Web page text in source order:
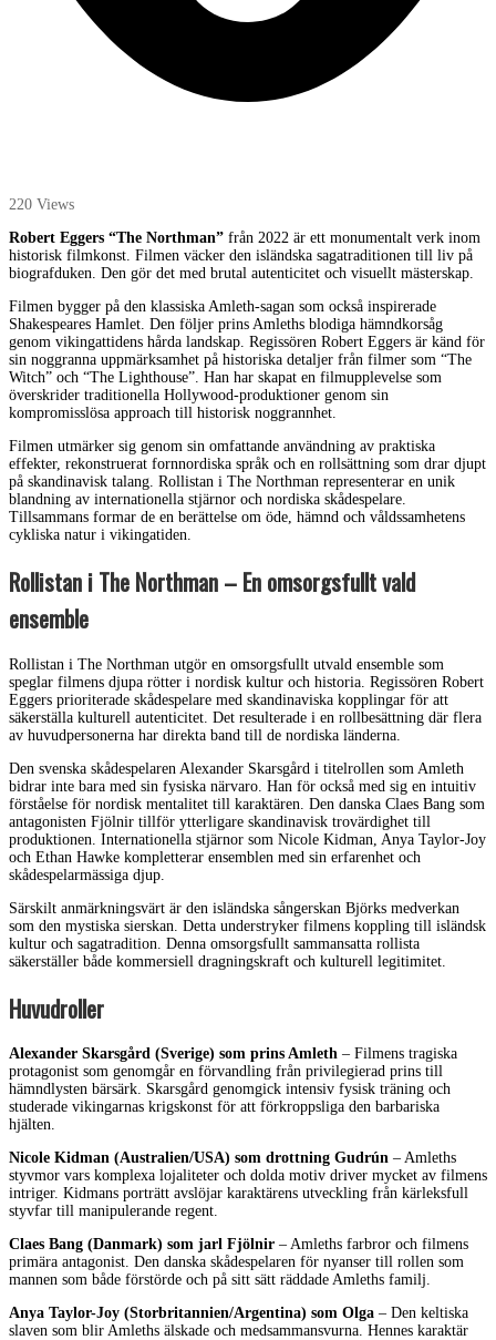
220 Views
Robert Eggers “The Northman” från 2022 är ett monumentalt verk inom
historisk filmkonst. Filmen väcker den isländska sagatraditionen till liv på
biografduken. Den gör det med brutal autenticitet och visuellt mästerskap.
Filmen bygger på den klassiska Amleth-sagan som också inspirerade
Shakespeares Hamlet. Den följer prins Amleths blodiga hämndkorsåg
genom vikingattidens hårda landskap. Regissören Robert Eggers är känd för
sin noggranna uppmärksamhet på historiska detaljer från filmer som “The
Witch” och “The Lighthouse”. Han har skapat en filmupplevelse som
överskrider traditionella Hollywood-produktioner genom sin
kompromisslösa approach till historisk noggrannhet.
Filmen utmärker sig genom sin omfattande användning av praktiska
effekter, rekonstruerat fornnordiska språk och en rollsättning som drar djupt
på skandinavisk talang. Rollistan i The Northman representerar en unik
blandning av internationella stjärnor och nordiska skådespelare.
Tillsammans formar de en berättelse om öde, hämnd och våldssamhetens
cykliska natur i vikingatiden.
Rollistan i The Northman – En omsorgsfullt vald
ensemble
Rollistan i The Northman utgör en omsorgsfullt utvald ensemble som
speglar filmens djupa rötter i nordisk kultur och historia. Regissören Robert
Eggers prioriterade skådespelare med skandinaviska kopplingar för att
säkerställa kulturell autenticitet. Det resulterade i en rollbesättning där flera
av huvudpersonerna har direkta band till de nordiska länderna.
Den svenska skådespelaren Alexander Skarsgård i titelrollen som Amleth
bidrar inte bara med sin fysiska närvaro. Han för också med sig en intuitiv
förståelse för nordisk mentalitet till karaktären. Den danska Claes Bang som
antagonisten Fjölnir tillför ytterligare skandinavisk trovärdighet till
produktionen. Internationella stjärnor som Nicole Kidman, Anya Taylor-Joy
och Ethan Hawke kompletterar ensemblen med sin erfarenhet och
skådespelarmässiga djup.
Särskilt anmärkningsvärt är den isländska sångerskan Björks medverkan
som den mystiska sierskan. Detta understryker filmens koppling till isländsk
kultur och sagatradition. Denna omsorgsfullt sammansatta rollista
säkerställer både kommersiell dragningskraft och kulturell legitimitet.
Huvudroller
Alexander Skarsgård (Sverige) som prins Amleth – Filmens tragiska
protagonist som genomgår en förvandling från privilegierad prins till
hämndlysten bärsärk. Skarsgård genomgick intensiv fysisk träning och
studerade vikingarnas krigskonst för att förkroppsliga den barbariska
hjälten.
Nicole Kidman (Australien/USA) som drottning Gudrún – Amleths
styvmor vars komplexa lojaliteter och dolda motiv driver mycket av filmens
intriger. Kidmans porträtt avslöjar karaktärens utveckling från kärleksfull
styvfar till manipulerande regent.
Claes Bang (Danmark) som jarl Fjölnir – Amleths farbror och filmens
primära antagonist. Den danska skådespelaren för nyanser till rollen som
mannen som både förstörde och på sitt sätt räddade Amleths familj.
Anya Taylor-Joy (Storbritannien/Argentina) som Olga – Den keltiska
slaven som blir Amleths älskade och medsammansvurna. Hennes karaktär